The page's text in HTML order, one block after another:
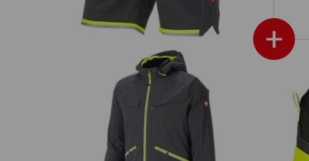
Découvrir la collection
+
Veste d'hiver e.s.ambition